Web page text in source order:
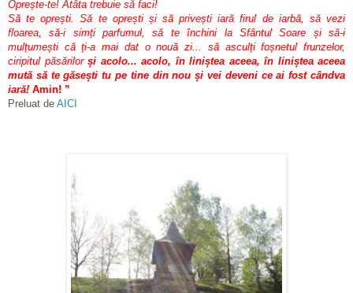
Oprește-te! Atâta trebuie să faci!
Să te oprești. Să te oprești și să privești iară firul de iarbă, să vezi
floarea, să-i simți parfumul, să te închini la Sfântul Soare și să-i
mulțumești că ți-a mai dat o nouă zi... să asculți foșnetul frunzelor,
ciripitul păsărilor și acolo... acolo, în liniștea aceea, în liniștea aceea
mută să te găsești tu pe tine din nou și vei deveni ce ai fost cândva
iară! Amin! ”
Preluat de AICI